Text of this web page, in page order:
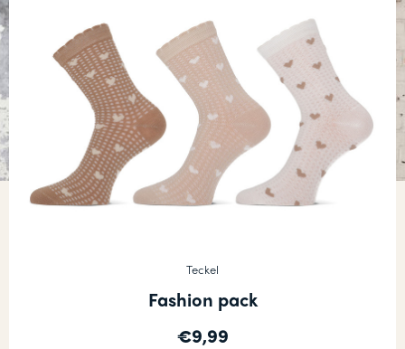
Teckel
Fashion pack
€9,99